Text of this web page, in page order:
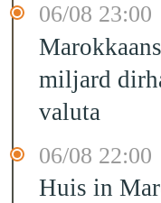
06/08 23:00
miljard
valuta
06/08 22:00
Huis in